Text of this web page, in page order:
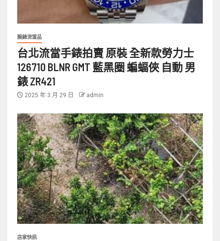
腕錶流當品
台北流當手錶拍賣 原裝 全新款勞力士
126710 BLNR GMT 藍黑圈 蝙蝠俠 自動 男
錶 ZR421
2025 年 3 月 29 日 admin
店家快訊